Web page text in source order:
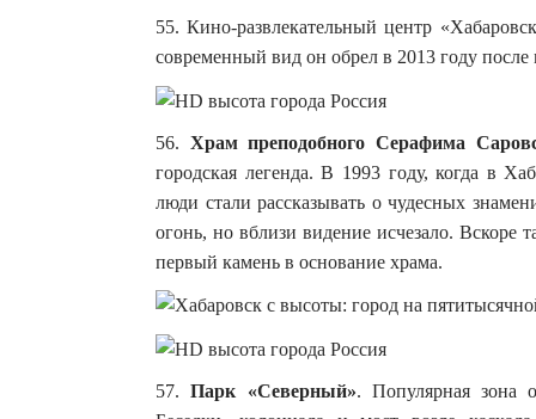
55. Кино-развлекательный центр
современный вид он обрел в 2013 году
56. Храм преподобного Серафима
городская легенда. В 1993 году, когда в
люди стали рассказывать о чудесных
огонь, но вблизи видение исчезало. Вскоре
первый камень в основание храма.
57.Парк «Северный». Популярная зона